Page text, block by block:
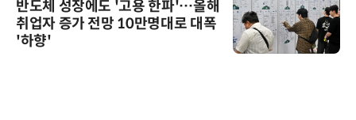
반도체 성장에도 '고용 한파'…올해
취업자 증가 전망 10만명대로 대폭
'하향'